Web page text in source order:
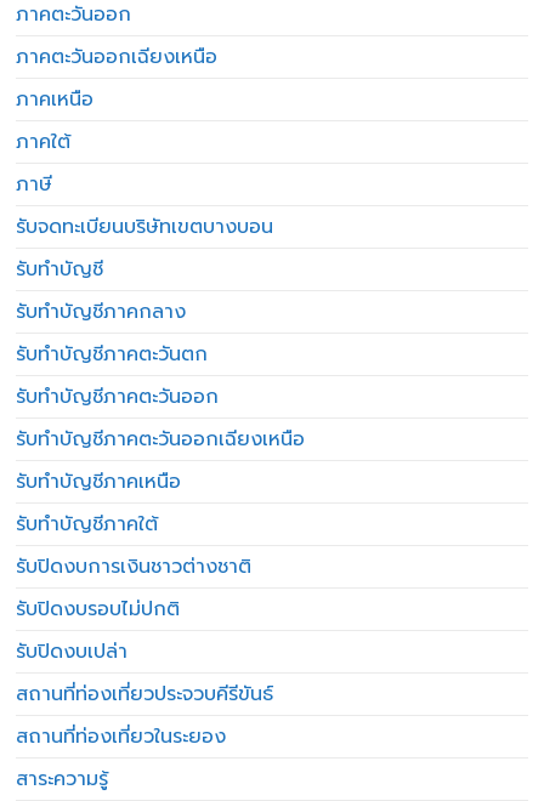
ภาคตะวันออก
ภาคตะวันออกเฉียงเหนือ
ภาคเหนือ
ภาคใต้
ภาษี
รับจดทะเบียนบริษัทเขตบางบอน
รับทำบัญชี
รับทำบัญชีภาคกลาง
รับทำบัญชีภาคตะวันตก
รับทำบัญชีภาคตะวันออก
รับทำบัญชีภาคตะวันออกเฉียงเหนือ
รับทำบัญชีภาคเหนือ
รับทำบัญชีภาคใต้
รับปิดงบการเงินชาวต่างชาติ
รับปิดงบรอบไม่ปกติ
รับปิดงบเปล่า
สถานที่ท่องเที่ยวประจวบคีรีขันธ์
สถานที่ท่องเที่ยวในระยอง
สาระความรู้